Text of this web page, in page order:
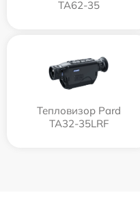
TA62-35
Тепловизор Pard
TA32-35LRF